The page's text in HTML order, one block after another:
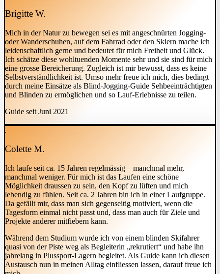
Brigitte W.
Mich in der Natur zu bewegen sei es mit angeschnürten Jogging-
oder Wanderschuhen, auf dem Fahrrad oder den Skiern mache ich
leidenschaftlich gerne und bedeutet für mich Freiheit und Glück.
Ich schätze diese wohltuenden Momente sehr und sie sind für mich
eine grosse Bereicherung. Zugleich ist mir bewusst, dass es keine
Selbstverständlichkeit ist. Umso mehr freue ich mich, dies bedingt
durch meine Einsätze als Blind-Jogging-Guide Sehbeeinträchtigten
und Blinden zu ermöglichen und so Lauf-Erlebnisse zu teilen.
Guide seit Juni 2021
Colette M.
Ich laufe seit ca. 15 Jahren regelmässig – manchmal mehr,
manchmal weniger. Für mich ist das Laufen eine schöne
Möglichkeit draussen zu sein, den Kopf zu lüften und mich
lebendig zu fühlen. Seit ca. 2 Jahren bin ich in einer Laufgruppe.
Da gefällt mir, dass man sich gegenseitig motiviert, wenn die
Tagesform einmal nicht passt und, dass man auch für Ziele und
Projekte anderer mitfiebern kann.
Während dem Studium wurde ich von einem blinden Skifahrer
quasi von der Piste weg als Begleiterin „rekrutiert“ und habe ihn
jahrelang in Plussport-Lagern begleitet. Als Guide kann ich diesen
Austausch nun in meinen Alltag einfliessen lassen, darauf freue ich